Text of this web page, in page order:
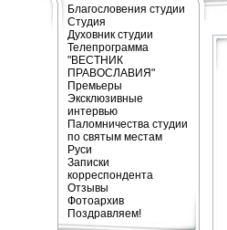
Благословения студии
Студия
Духовник студии
Телепрограмма
"ВЕСТНИК
ПРАВОСЛАВИЯ"
Премьеры
Эксклюзивные
интервью
Паломничества студии
по святым местам
Руси
Записки
корреспондента
Отзывы
Фотоархив
Поздравляем!